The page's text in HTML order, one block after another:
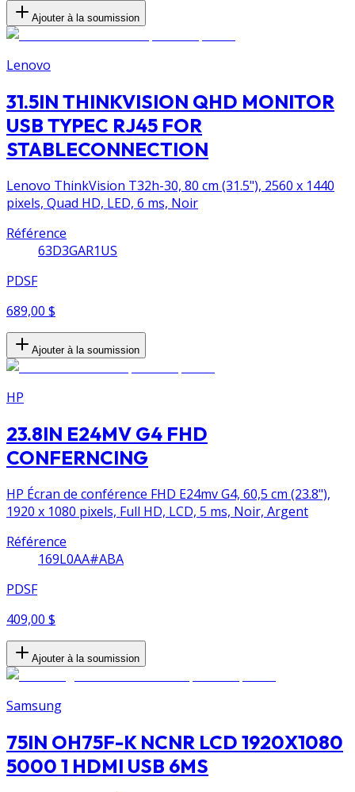
Ajouter à la soumission
Lenovo
31.5IN THINKVISION QHD MONITOR
USB TYPEC RJ45 FOR
STABLECONNECTION
Lenovo ThinkVision T32h-30, 80 cm (31.5"), 2560 x 1440
pixels, Quad HD, LED, 6 ms, Noir
Référence
63D3GAR1US
PDSF
689,00 $
Ajouter à la soumission
HP
23.8IN E24MV G4 FHD
CONFERNCING
HP Écran de conférence FHD E24mv G4, 60,5 cm (23.8"),
1920 x 1080 pixels, Full HD, LCD, 5 ms, Noir, Argent
Référence
169L0AA#ABA
PDSF
409,00 $
Ajouter à la soumission
Samsung
75IN OH75F-K NCNR LCD 1920X1080
5000 1 HDMI USB 6MS